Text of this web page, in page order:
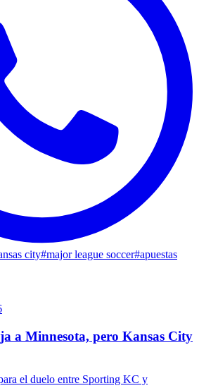
city#major league soccer#apuestas
a Minnesota, pero Kansas City
el duelo entre Sporting KC y